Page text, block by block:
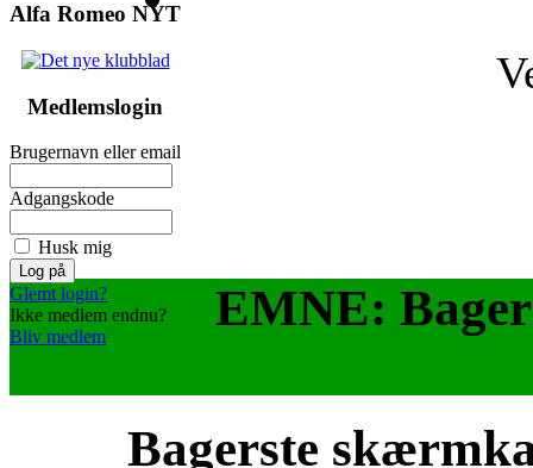
Alfa Romeo NYT
Medlemslogin
Brugernavn eller email
Adgangskode
Husk mig
Glemt login?
Ikke medlem endnu?
Bliv medlem
EMNE:
Bagerste